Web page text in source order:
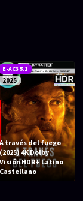
E-AC3 5.1
2025
A través del fuego
(2025) 4K Dolby
Visión HDR+ Latino
Castellano